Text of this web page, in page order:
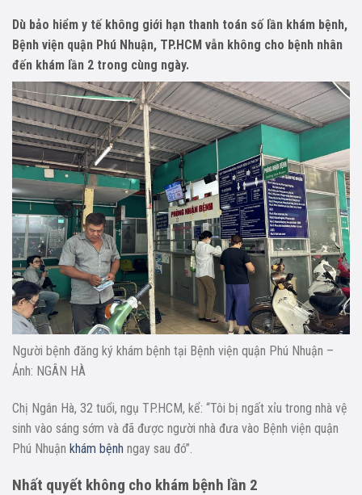
Dù bảo hiểm y tế không giới hạn thanh toán số lần khám bệnh,
Bệnh viện quận Phú Nhuận, TP.HCM vẫn không cho bệnh nhân
đến khám lần 2 trong cùng ngày.
Người bệnh đăng ký khám bệnh tại Bệnh viện quận Phú Nhuận –
Ảnh: NGÂN HÀ
Chị Ngân Hà, 32 tuổi, ngụ TP.HCM, kể: “Tôi bị ngất xỉu trong nhà vệ
sinh vào sáng sớm và đã được người nhà đưa vào Bệnh viện quận
Phú Nhuận khám bệnh ngay sau đó”.
Nhất quyết không cho khám bệnh lần 2